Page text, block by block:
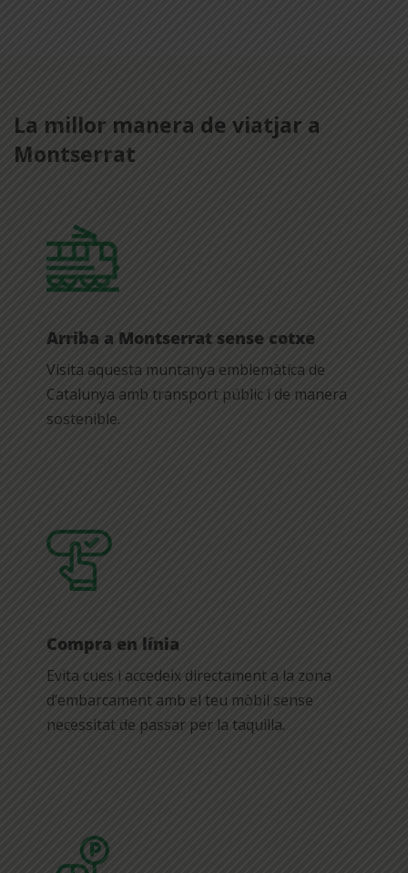
La millor manera de viatjar a
Montserrat
Arriba a Montserrat sense cotxe
Visita aquesta muntanya emblemàtica de
Catalunya amb transport públic i de manera
sostenible.
Compra en línia
Evita cues i accedeix directament a la zona
d’embarcament amb el teu mòbil sense
necessitat de passar per la taquilla.